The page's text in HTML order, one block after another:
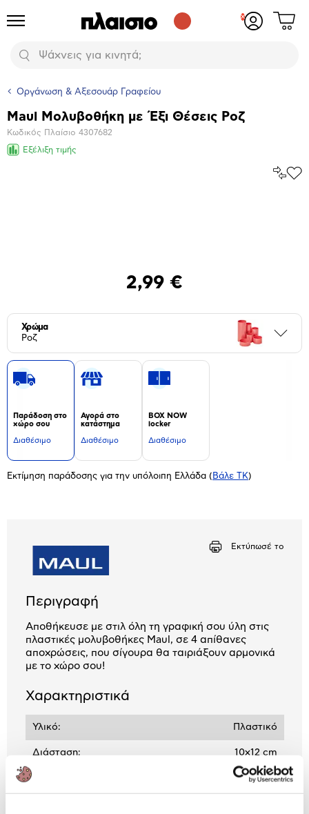
Προϊόντα
Αναζήτηση
Δες
Οργάνωση & Αξεσουάρ Γραφείου
Βασικά
χαρακτηριστικά
Maul Μολυβοθήκη με Έξι Θέσεις Ροζ
Κωδικός Πλαίσιο 4307682
Εξέλιξη τιμής
2,99 €
Χρώμα
Ροζ
Παράδοση στο
χώρο σου
Διαθέσιμο
Αγορά στο
κατάστημα
Διαθέσιμο
BOX NOW
locker
Διαθέσιμο
Εκτίμηση παράδοσης για την υπόλοιπη Ελλάδα ( Βάλε ΤΚ)
Εκτύπωσέ το
Περιγραφή
Αποθήκευσε με στιλ όλη τη γραφική σου ύλη στις
πλαστικές μολυβοθήκες Μaul, σε 4 απίθανες
αποχρώσεις, που σίγουρα θα ταιριάξουν αρμονικά
με το χώρο σου!
Χαρακτηριστικά
Υλικό: Πλαστικό
Διάσταση: 10x12 cm